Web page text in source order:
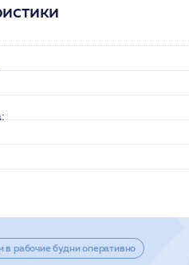
в рабочие будни оперативно